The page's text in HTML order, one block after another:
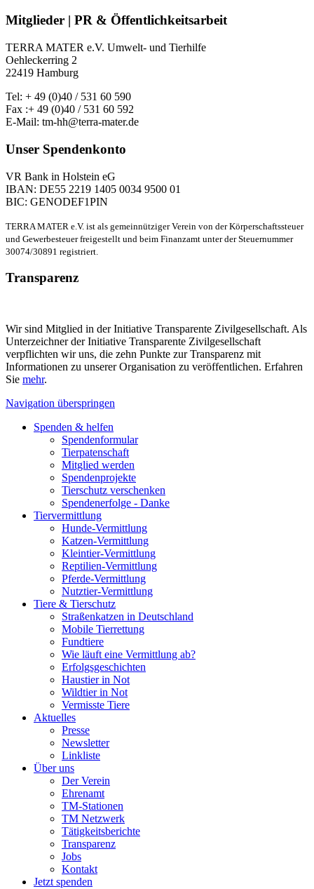
Mitglieder | PR & Öffentlichkeitsarbeit
TERRA MATER e.V. Umwelt- und Tierhilfe
Oehleckerring 2
22419 Hamburg
Tel: + 49 (0)40 / 531 60 590
Fax :+ 49 (0)40 / 531 60 592
E-Mail: tm-hh@terra-mater.de
Unser Spendenkonto
VR Bank in Holstein eG
IBAN: DE55 2219 1405 0034 9500 01
BIC: GENODEF1PIN
TERRA MATER e.V. ist als gemeinnütziger Verein von der Körperschaftssteuer
und Gewerbesteuer freigestellt und beim Finanzamt unter der Steuernummer
30074/30891 registriert.
Transparenz
Wir sind Mitglied in der Initiative Transparente Zivilgesellschaft. Als
Unterzeichner der Initiative Transparente Zivilgesellschaft
verpflichten wir uns, die zehn Punkte zur Transparenz mit
Informationen zu unserer Organisation zu veröffentlichen. Erfahren
Sie mehr.
Navigation überspringen
Spenden & helfen
Spendenformular
Tierpatenschaft
Mitglied werden
Spendenprojekte
Tierschutz verschenken
Spendenerfolge - Danke
Tiervermittlung
Hunde-Vermittlung
Katzen-Vermittlung
Kleintier-Vermittlung
Reptilien-Vermittlung
Pferde-Vermittlung
Nutztier-Vermittlung
Tiere & Tierschutz
Straßenkatzen in Deutschland
Mobile Tierrettung
Fundtiere
Wie läuft eine Vermittlung ab?
Erfolgsgeschichten
Haustier in Not
Wildtier in Not
Vermisste Tiere
Aktuelles
Presse
Newsletter
Linkliste
Über uns
Der Verein
Ehrenamt
TM-Stationen
TM Netzwerk
Tätigkeitsberichte
Transparenz
Jobs
Kontakt
Jetzt spenden